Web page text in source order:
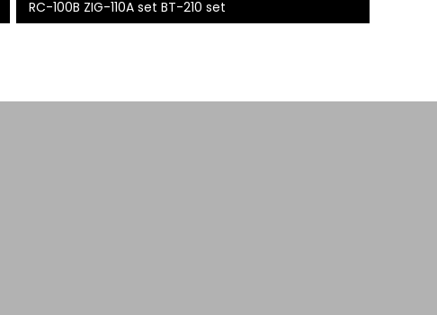
RC-100B ZIG-110A set BT-210 set